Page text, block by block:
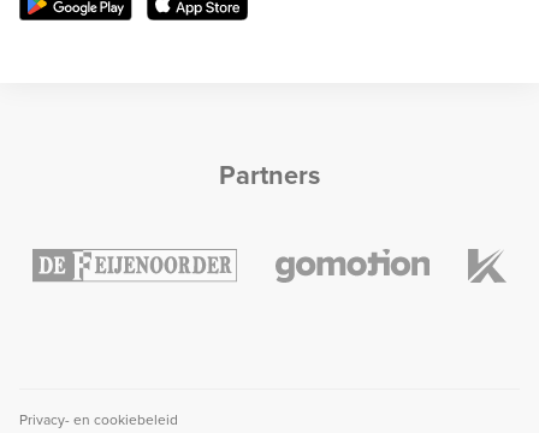
Partners
Privacy- en cookiebeleid